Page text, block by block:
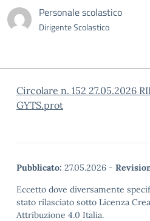
Personale scolastico
Dirigente Scolastico
Circolare n. 152 27.05.2026
GYTS.prot
Pubblicato: 27.05.2026 -
Eccetto dove diversamente
stato rilasciato sotto Licenza
Attribuzione 4.0 Italia.